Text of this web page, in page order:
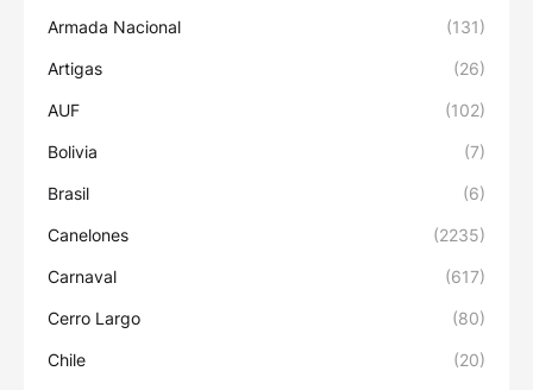
Armada Nacional (131)
Artigas (26)
AUF (102)
Bolivia (7)
Brasil (6)
Canelones (2235)
Carnaval (617)
Cerro Largo (80)
Chile (20)